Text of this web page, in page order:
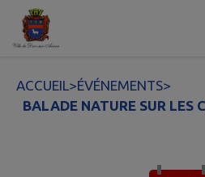
Contenu
ACCUEIL>ÉVÉNEMENTS>
BALADE NATURE SUR LES